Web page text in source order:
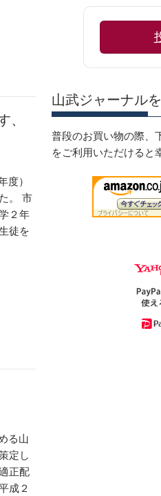
、
度）
。 市
２年
徒を
る山
定し
正配
成２
山武ジャーナル
普段のお買い物の際、
をご利用いただけると